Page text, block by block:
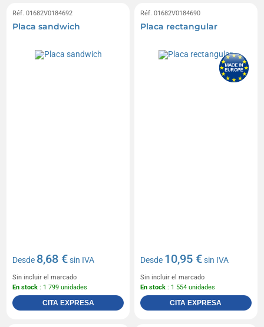
Réf. 01682V0184692
Placa sandwich
Desde 8,68 €sin IVA
Sin incluir el marcado
En stock : 1 799 unidades
CITA EXPRESA
Réf. 01682V0184690
Placa rectangular
Desde 10,95 €sin IVA
Sin incluir el marcado
En stock : 1 554 unidades
CITA EXPRESA